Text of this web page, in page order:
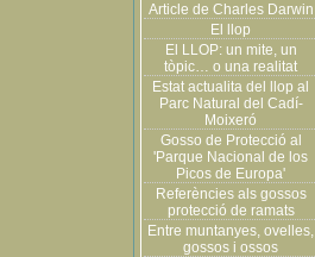
Article de Charles Darwin
El llop
El LLOP: un mite, un
tòpic… o una realitat
Estat actualita del llop al
Parc Natural del Cadí-
Moixeró
Gosso de Protecció al
'Parque Nacional de los
Picos de Europa'
Referències als gossos
protecció de ramats
Entre muntanyes, ovelles,
gossos i ossos